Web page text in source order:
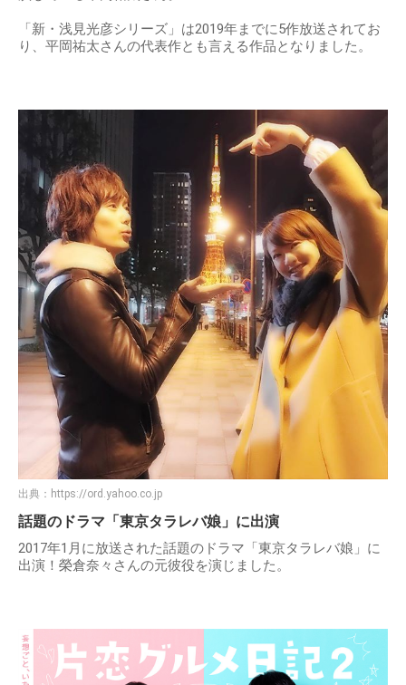
「新・浅見光彦シリーズ」は2019年までに5作放送されてお
り、平岡祐太さんの代表作とも言える作品となりました。
出典： https://ord.yahoo.co.jp
話題のドラマ「東京タラレバ娘」に出演
2017年1月に放送された話題のドラマ「東京タラレバ娘」に
出演！榮倉奈々さんの元彼役を演じました。